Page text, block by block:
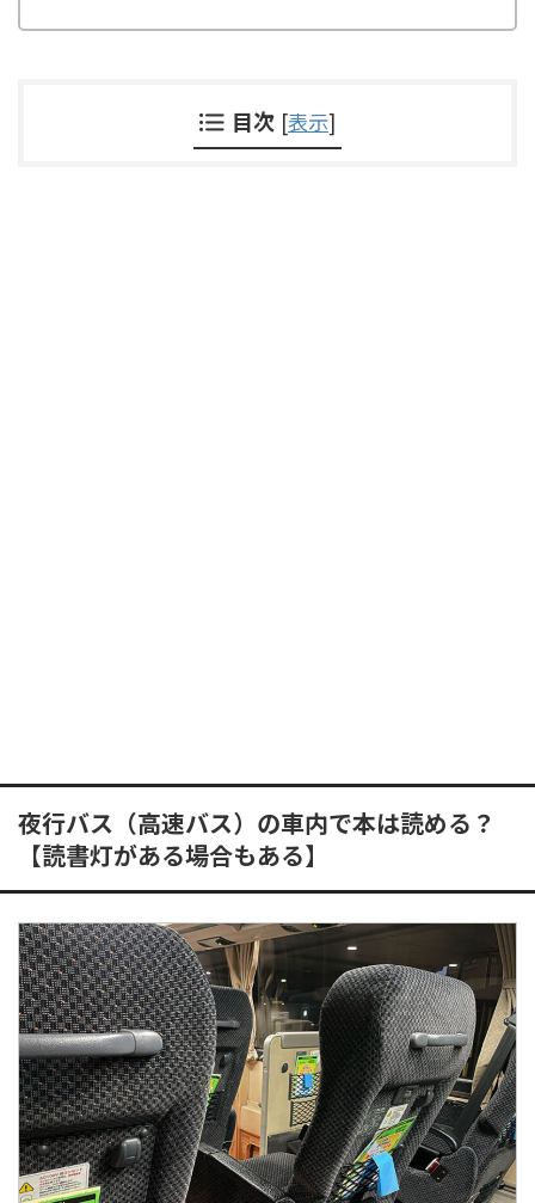
目次 [表示]
夜行バス（高速バス）の車内で本は読める？
【読書灯がある場合もある】